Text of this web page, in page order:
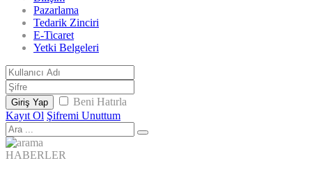
Pazarlama
Tedarik Zinciri
E-Ticaret
Yetki Belgeleri
Giriş Yap
Beni Hatırla
Kayıt Ol Şifremi Unuttum
HABERLER